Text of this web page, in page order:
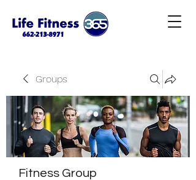
Groups
Fitness Group